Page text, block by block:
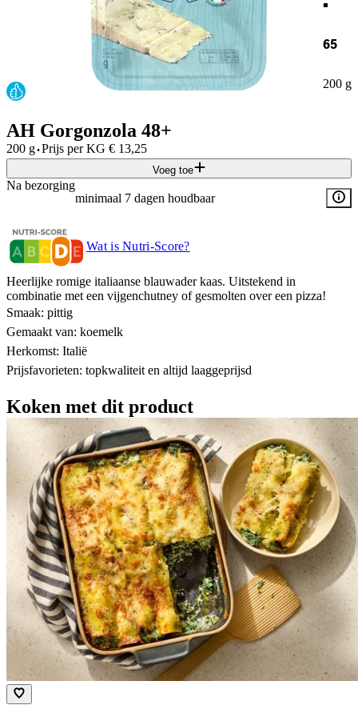
65
200 g
AH Gorgonzola 48+
200 g·Prijs per KG € 13,25
Voeg toe
Na bezorging
minimaal 7 dagen houdbaar
Wat is Nutri-Score?
Heerlijke romige italiaanse blauwader kaas. Uitstekend in
combinatie met een vijgenchutney of gesmolten over een pizza!
Smaak: pittig
Gemaakt van: koemelk
Herkomst: Italië
Prijsfavorieten: topkwaliteit en altijd laaggeprijsd
Koken met dit product